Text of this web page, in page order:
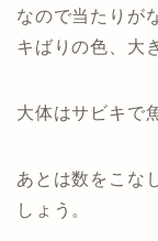
なので当たりが
キばりの色、大
大体はサビキで
あとは数をこな
しょう。